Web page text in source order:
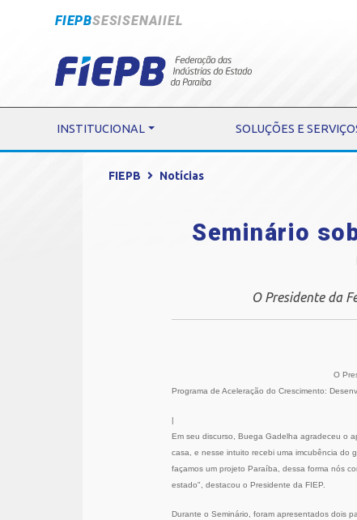
FIEPBSESISENAIIEL
INSTITUCIONAL SOLUÇÕES E
FIEPB Notícias
Seminário
O Presidente da
O
Programa de Aceleração do Crescimento:
|
Em seu discurso, Buega Gadelha agradeceu o
casa, e nesse intuito recebi uma imcubência do
façamos um projeto Paraíba, dessa forma nós
estado", destacou o Presidente da FIEP.
Durante o Seminário, foram apresentados dois